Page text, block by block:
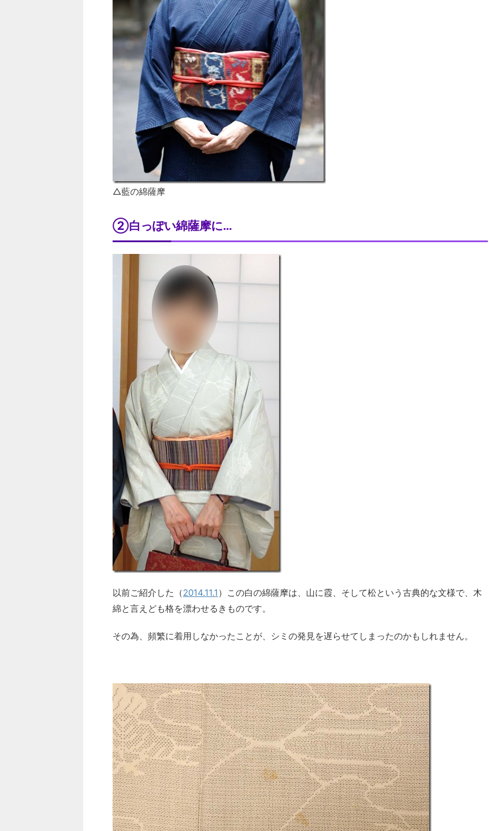
△藍の綿薩摩
②白っぽい綿薩摩に…
以前ご紹介した（2014.11.1 ）この白の綿薩摩は、山に霞、そして松という古典的な文様で、木
綿と言えども格を漂わせるきものです。
その為、頻繁に着用しなかったことが、シミの発見を遅らせてしまったのかもしれません。